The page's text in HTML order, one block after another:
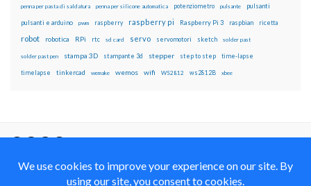
penna per pasta di saldatura penna per silicone automatica potenziometro pulsante pulsanti
pulsanti e arduino pwm raspberry raspberry pi Raspberry Pi 3 raspbian ricetta
robot robotica RPi rtc sd card servo servomotori sketch solder past
solder past pen stampa 3D stampante 3d stepper step to step time-lapse
timelapse tinkercad wemake wemos wifi WS2812 ws2812B xbee
Alike 4.0 International